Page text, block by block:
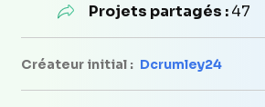
Projets partagés :47
Créateur initial : Dcrumley24